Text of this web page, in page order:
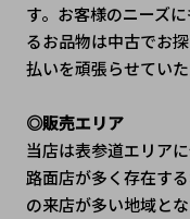
す。お客様のニーズ
るお品物は中古でお
払いを頑張らせていた
◎販売エリア
当店は表参道エリア
路面店が多く存在す
の来店が多い地域と